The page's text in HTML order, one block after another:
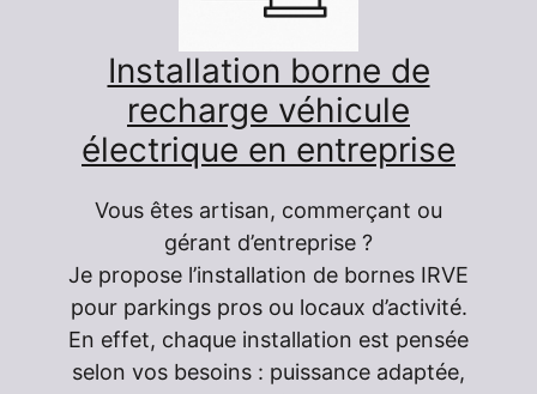
Installation borne de
recharge véhicule
électrique en entreprise
Vous êtes artisan, commerçant ou
gérant d’entreprise ?
Je propose l’installation de bornes IRVE
pour parkings pros ou locaux d’activité.
En effet, chaque installation est pensée
selon vos besoins : puissance adaptée,